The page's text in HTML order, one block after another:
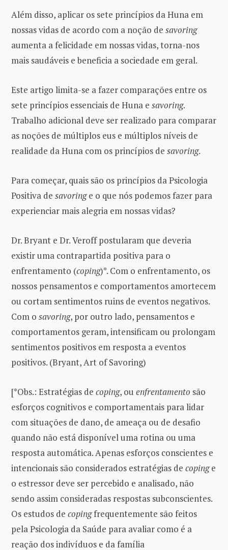
Além disso, aplicar os sete princípios da Huna em
nossas vidas de acordo com a noção de savoring
aumenta a felicidade em nossas vidas, torna-nos
mais saudáveis ​​e beneficia a sociedade em geral.
Este artigo limita-se a fazer comparações entre os
sete princípios essenciais de Huna e savoring.
Trabalho adicional deve ser realizado para comparar
as noções de múltiplos eus e múltiplos níveis de
realidade da Huna com os princípios de savoring.
Para começar, quais são os princípios da Psicologia
Positiva de savoringe o que nós podemos fazer para
experienciar mais alegria em nossas vidas?
Dr. Bryant e Dr. Veroff postularam que deveria
existir uma contrapartida positiva para o
enfrentamento (coping)*. Com o enfrentamento, os
nossos pensamentos e comportamentos amortecem
ou cortam sentimentos ruins de eventos negativos.
Com o savoring, por outro lado, pensamentos e
comportamentos geram, intensificam ou prolongam
sentimentos positivos em resposta a eventos
positivos. (Bryant, Art of Savoring)
[*Obs.: Estratégias de coping, ou enfrentamento são
esforços cognitivos e comportamentais para lidar
com situações de dano, de ameaça ou de desafio
quando não está disponível uma rotina ou uma
resposta automática. Apenas esforços conscientes e
intencionais são considerados estratégias de copinge
o estressor deve ser percebido e analisado, não
sendo assim consideradas respostas subconscientes.
Os estudos de copingfrequentemente são feitos
pela Psicologia da Saúde para avaliar como é a
reação dos indivíduos e da família